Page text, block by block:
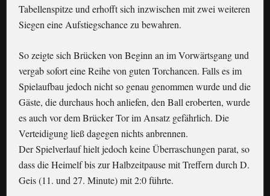
Tabellenspitze und erhofft sich inzwischen mit zwei weiteren
Siegen eine Aufstiegschance zu bewahren.
So zeigte sich Brücken von Beginn an im Vorwärtsgang und
vergab sofort eine Reihe von guten Torchancen. Falls es im
Spielaufbau jedoch nicht so genau genommen wurde und die
Gäste, die durchaus hoch anliefen, den Ball eroberten, wurde
es auch vor dem Brücker Tor im Ansatz gefährlich. Die
Verteidigung ließ dagegen nichts anbrennen.
Der Spielverlauf hielt jedoch keine Überraschungen parat, so
dass die Heimelf bis zur Halbzeitpause mit Treffern durch D.
Geis (11. und 27. Minute) mit 2:0 führte.